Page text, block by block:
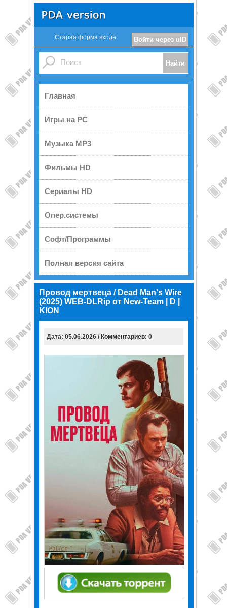
Войти через uID
Старая форма входа
Главная
Игры на PC
Музыка MP3
Фильмы HD
Сериалы HD
Опер.системы
Софт/Программы
Полная версия сайта
Провод мертвеца / Dead Man's Wire
(2025) WEB-DLRip от New-Team | D |
KION
Дата: 05.06.2026 / Комментариев: 0